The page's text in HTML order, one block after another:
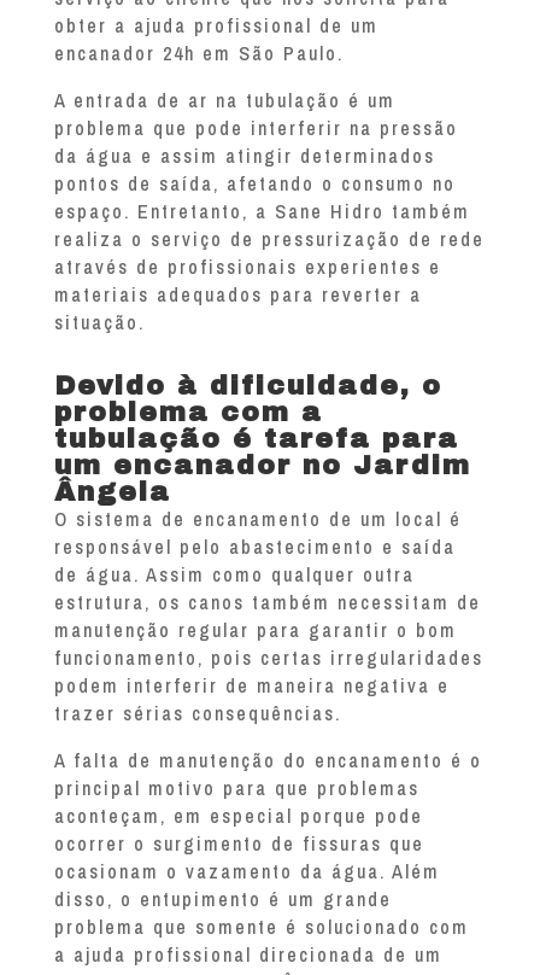
obter a ajuda profissional de um
encanador 24h em São Paulo.
A entrada de ar na tubulação é um
problema que pode interferir na pressão
da água e assim atingir determinados
pontos de saída, afetando o consumo no
espaço. Entretanto, a Sane Hidro também
realiza o serviço de pressurização de rede
através de profissionais experientes e
materiais adequados para reverter a
situação.
Devido à dificuldade, o
problema com a
tubulação é tarefa para
um encanador no Jardim
Ângela
O sistema de encanamento de um local é
responsável pelo abastecimento e saída
de água. Assim como qualquer outra
estrutura, os canos também necessitam de
manutenção regular para garantir o bom
funcionamento, pois certas irregularidades
podem interferir de maneira negativa e
trazer sérias consequências.
A falta de manutenção do encanamento é o
principal motivo para que problemas
aconteçam, em especial porque pode
ocorrer o surgimento de fissuras que
ocasionam o vazamento da água. Além
disso, o entupimento é um grande
problema que somente é solucionado com
a ajuda profissional direcionada de um